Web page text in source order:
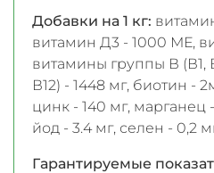
Добавки на 1 кг:
витамин Д3 - 1000 МЕ,
витамины группы В (В1,
В12) - 1448 мг, биотин -
цинк - 140 мг, марганец
йод - 3.4 мг, селен - 0,2
Гарантируемые